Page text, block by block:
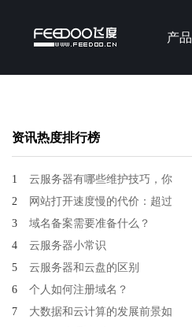
产品
资讯热度排行榜
1
云服务器有哪些维护技巧，你
2
网站打开速度慢的代价：超过
3
域名备案需要准备什么？
4
云服务器小常识
5
云服务器和云盘的区别
6
个人如何注册域名？
7
大数据和云计算的发展前景如